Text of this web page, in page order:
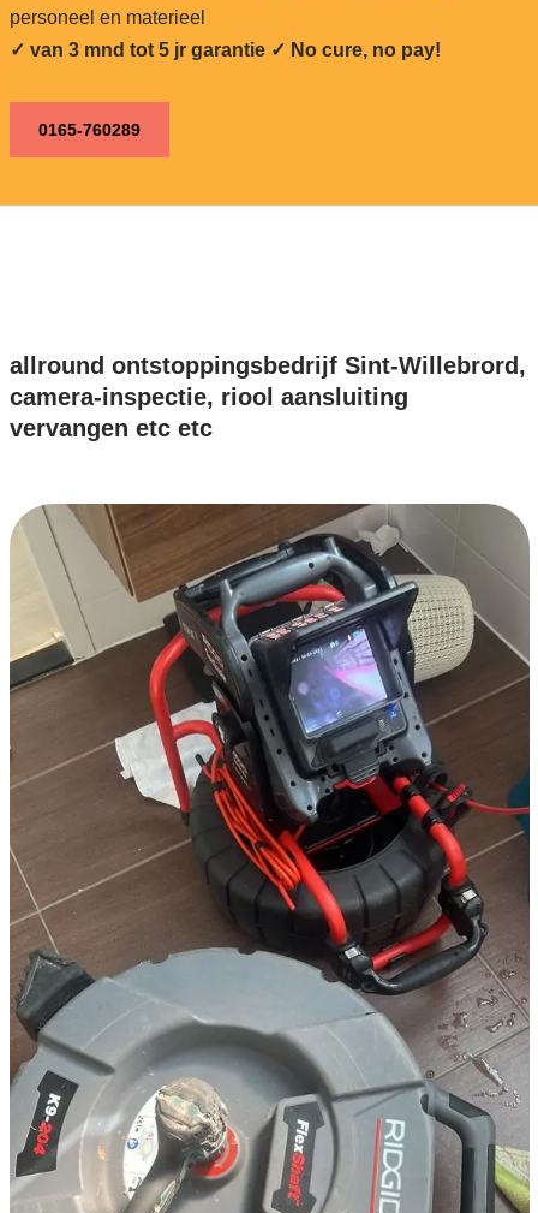
personeel en materieel
✓ van 3 mnd tot 5 jr garantie ✓ No cure, no pay!
0165-760289
allround ontstoppingsbedrijf Sint-Willebrord,
camera-inspectie, riool aansluiting
vervangen etc etc